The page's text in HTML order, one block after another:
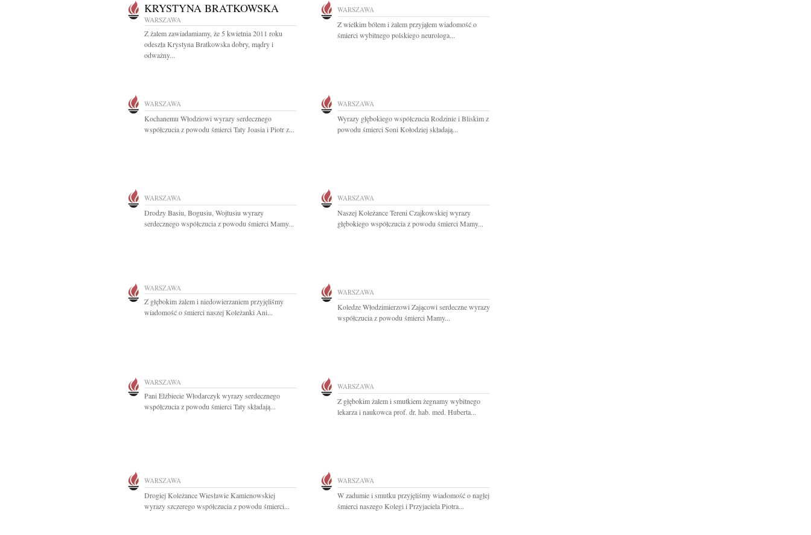
KRYSTYNA BRATKOWSKA
WARSZAWA
Z żalem zawiadamiamy, że 5 kwietnia 2011 roku
odeszła Krystyna Bratkowska dobry, mądry i
odważny...
WARSZAWA
Z wielkim bólem i żalem przyjąłem wiadomość o
śmierci wybitnego polskiego neurologa...
WARSZAWA
Kochanemu Włodziowi wyrazy serdecznego
współczucia z powodu śmierci Taty Joasia i Piotr z...
WARSZAWA
Wyrazy głębokiego współczucia Rodzinie i Bliskim z
powodu śmierci Soni Kołodziej składają...
WARSZAWA
Drodzy Basiu, Bogusiu, Wojtusiu wyrazy
serdecznego współczucia z powodu śmierci Mamy...
WARSZAWA
Naszej Koleżance Tereni Czajkowskiej wyrazy
głębokiego współczucia z powodu śmierci Mamy...
WARSZAWA
Z głębokim żalem i niedowierzaniem przyjęliśmy
wiadomość o śmierci naszej Koleżanki Ani...
WARSZAWA
Koledze Włodzimierzowi Zającowi serdeczne wyrazy
współczucia z powodu śmierci Mamy...
WARSZAWA
Pani Elżbiecie Włodarczyk wyrazy serdecznego
współczucia z powodu śmierci Taty składają...
WARSZAWA
Z głębokim żalem i smutkiem żegnamy wybitnego
lekarza i naukowca prof. dr. hab. med. Huberta...
WARSZAWA
Drogiej Koleżance Wiesławie Kamienowskiej
wyrazy szczerego współczucia z powodu śmierci...
WARSZAWA
W zadumie i smutku przyjęliśmy wiadomość o nagłej
śmierci naszego Kolegi i Przyjaciela Piotra...